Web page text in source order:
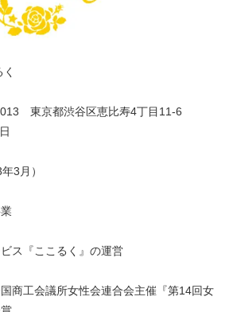
　東京都渋谷区恵比寿4丁目11-6
3月）
ス『ここるく』の運営
商工会議所女性会連合会主催『第14回女